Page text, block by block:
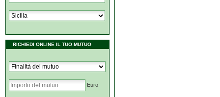
RICHIEDI ONLINE IL TUO MUTUO
Euro